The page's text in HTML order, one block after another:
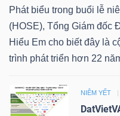
Phát biểu trong buổi lễ
(HOSE), Tổng Giám đốc
Hiểu Em cho biết đây là
trình phát triển hơn 22
NIÊM YẾT